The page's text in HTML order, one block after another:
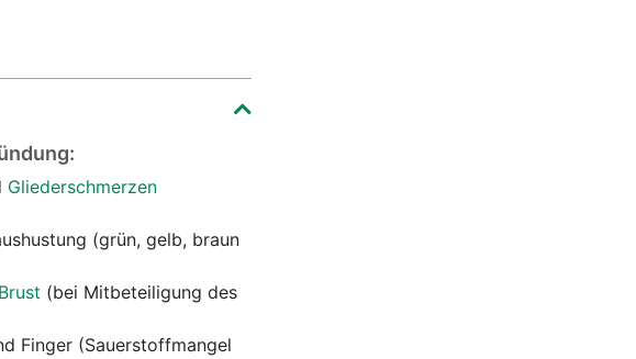
Gliederschmerzen
(grün, gelb, braun
(bei Mitbeteiligung des
Finger (Sauerstoffmangel